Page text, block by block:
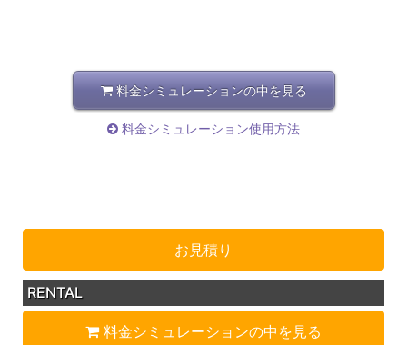
料金シミュレーションの中を見る
料金シミュレーション使用方法
お見積り
RENTAL
料金シミュレーションの中を見る